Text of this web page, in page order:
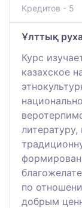
Кредитов - 5
Ұлттық
Курс
казахское
по
добрым